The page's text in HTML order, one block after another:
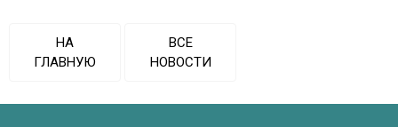
НА
ГЛАВНУЮ
ВСЕ
НОВОСТИ